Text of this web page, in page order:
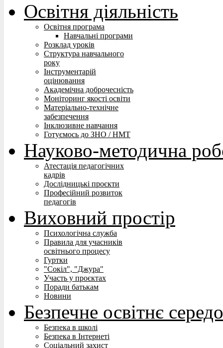
Освітня діяльність
Освітня програма
Навчальні програми
Розклад уроків
Структура навчального
року
Інструментарій
оцінювання
Академічна доброчесність
Моніторинг якості освіти
Матеріально-технічне
забезпечення
Інклюзивне навчання
Готуємось до ЗНО / НМТ
Науково-методична
Атестація педагогічних
кадрів
Дослідницькі проєкти
Професійний розвиток
педагогів
Виховний простір
Психологічна служба
Правила для учасників
освітнього процесу
Гуртки
"Сокіл", "Джура"
Участь у проєктах
Поради батькам
Новини
Безпечне освітнє
Безпека в школі
Безпека в Інтернеті
Соціальний захист